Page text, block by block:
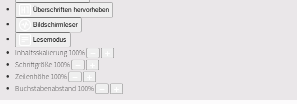
Überschriften hervorheben
Bildschirmleser
Lesemodus
Inhaltsskalierung100%
Schriftgröße100%
Zeilenhöhe100%
Buchstabenabstand 100%